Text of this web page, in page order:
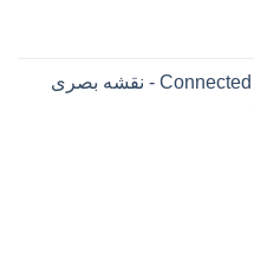
اکانت پرمیوم Connected Papers - نقشه بصری